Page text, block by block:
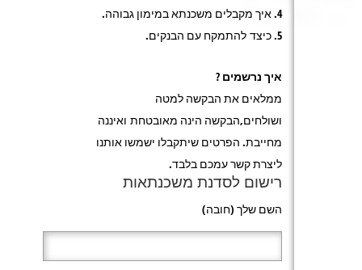
4. איך מקבלים משכנתא במימון גבוהה.
5. כיצד להתמקח עם הבנקים.
איך נרשמים ?
ממלאים את הבקשה למטה
ושולחים,הבקשה הינה מאובטחת ואיננה
מחייבת. הפרטים שיתקבלו ישמשו אותנו
ליצרת קשר עמכם בלבד.
רישום לסדנת משכנתאות
השם שלך (חובה)